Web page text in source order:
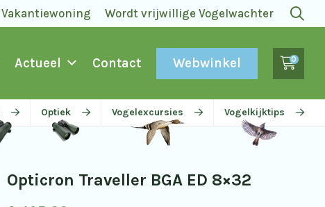
Vakantiewoning Wordt vrijwillige Vogelwachter
Actueel Contact Webwinkel 0
Optiek Vogelexcursies Vogelkijktips
Opticron Traveller BGA ED 8×32